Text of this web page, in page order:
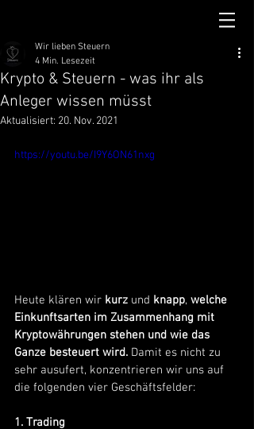
Krypto & Steuern - was ihr als
Anleger wissen müsst
Wir lieben Steuern
4 Min. Lesezeit
Aktualisiert: 20. Nov. 2021
https://youtu.be/I9Y6ON61nxg
Heute klären wir kurz und knapp, welche
Einkunftsarten im Zusammenhang mit
Kryptowährungen stehen und wie das
Ganze besteuert wird. Damit es nicht zu
sehr ausufert, konzentrieren wir uns auf
die folgenden vier Geschäftsfelder:
1. Trading